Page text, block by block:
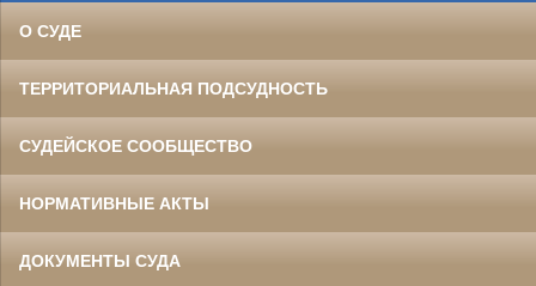
О СУДЕ
ТЕРРИТОРИАЛЬНАЯ ПОДСУДНОСТЬ
СУДЕЙСКОЕ СООБЩЕСТВО
НОРМАТИВНЫЕ АКТЫ
ДОКУМЕНТЫ СУДА